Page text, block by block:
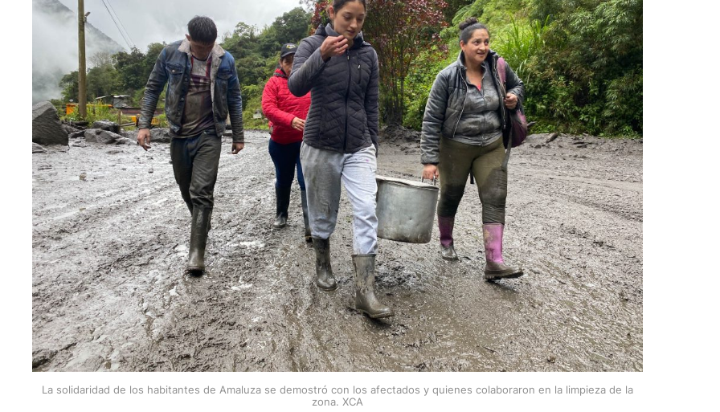
La solidaridad de los habitantes de Amaluza se demostró con los afectados y quienes colaboraron en la limpieza de la
zona. XCA